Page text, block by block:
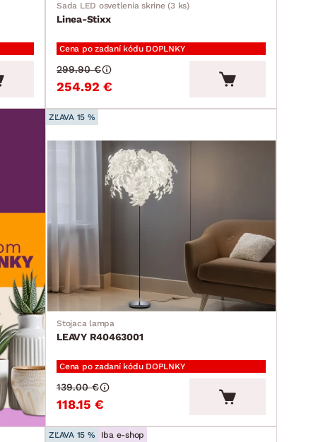
Sada LED osvetlenia skrine (3 ks)
Linea-Stixx
Cena po zadaní kódu DOPLNKY
254.92 €
299.90 €
ZĽAVA 15 %
Stojaca lampa
LEAVY R40463001
Cena po zadaní kódu DOPLNKY
118.15 €
139.00 €
ZĽAVA 15 % Iba e-shop